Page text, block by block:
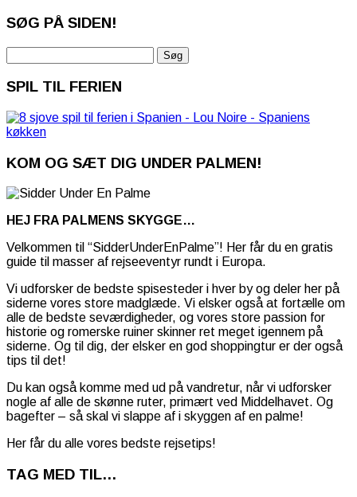
SØG PÅ SIDEN!
efter:
SPIL TIL FERIEN
KOM OG SÆT DIG UNDER PALMEN!
HEJ FRA PALMENS SKYGGE…
Velkommen til “SidderUnderEnPalme”! Her får du en gratis
guide til masser af rejseeventyr rundt i Europa.
Vi udforsker de bedste spisesteder i hver by og deler her på
siderne vores store madglæde. Vi elsker også at fortælle om
alle de bedste seværdigheder, og vores store passion for
historie og romerske ruiner skinner ret meget igennem på
siderne. Og til dig, der elsker en god shoppingtur er der også
tips til det!
Du kan også komme med ud på vandretur, når vi udforsker
nogle af alle de skønne ruter, primært ved Middelhavet. Og
bagefter – så skal vi slappe af i skyggen af en palme!
Her får du alle vores bedste rejsetips!
TAG MED TIL…